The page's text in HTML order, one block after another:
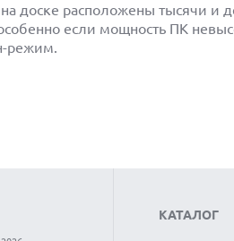
доске расположены тысячи и
если мощность ПК
режим.
КАТАЛОГ